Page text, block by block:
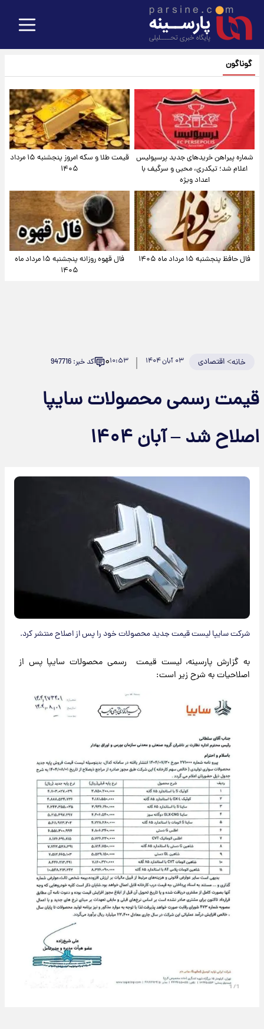
گوناگون
شماره پیراهن خریدهای جدید پرسپولیس
اعلام شد؛ تیکدری، محبی و سرگیف با
اعداد ویژه
قیمت طلا و سکه امروز پنجشنبه ۱۵ مرداد
۱۴۰۵
فال حافظ پنجشنبه ۱۵ مرداد ماه ۱۴۰۵
فال قهوه روزانه پنجشنبه ۱۵ مرداد ماه
۱۴۰۵
خانه>اقتصادی ۰۳ آبان ۱۴۰۴ ۱۰:۵۳۰ کد خبر: 947716
قیمت رسمی محصولات سایپا
اصلاح شد – آبان ۱۴۰۴
شرکت سایپا لیست قیمت جدید محصولات خود را پس از اصلاح منتشر کرد.
به گزارش پارسینه، لیست قیمت رسمی محصولات سایپا پس از
اصلاحیات به شرح زیر است: